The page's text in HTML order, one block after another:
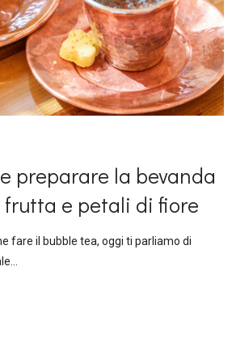
preparare la bevanda
e petali di fiore
fare il bubble tea, oggi ti parliamo di